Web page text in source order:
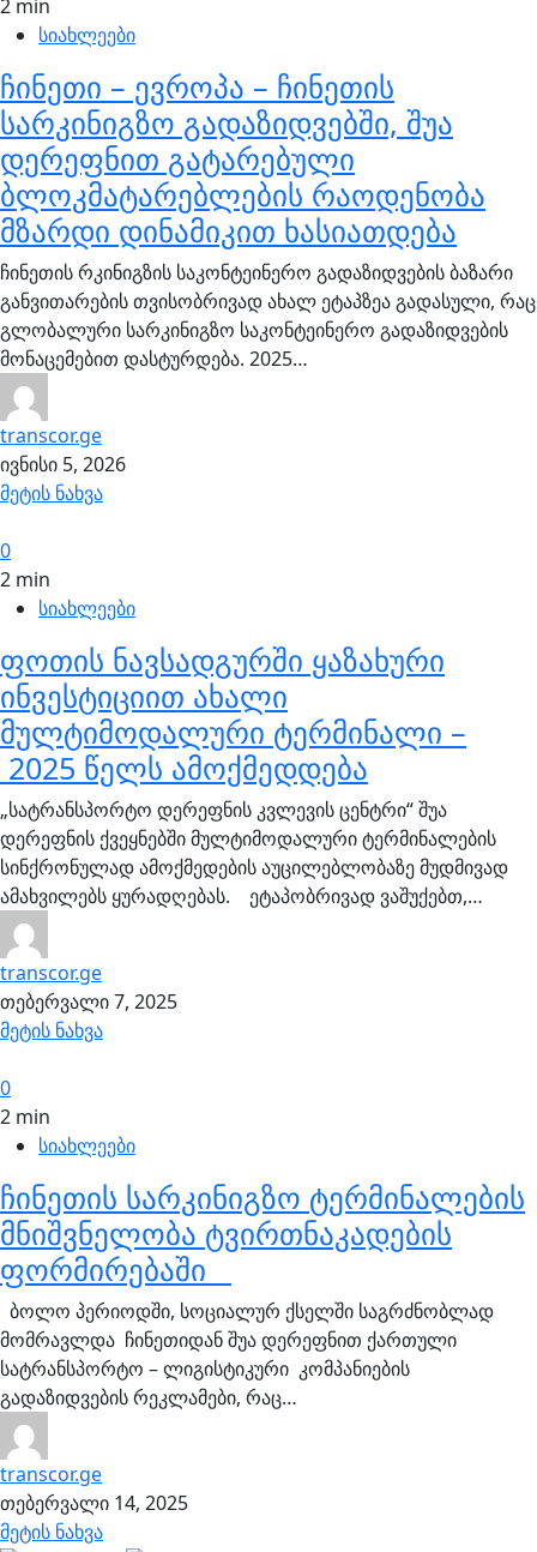
2 min
სიახლეები
ჩინეთი – ევროპა – ჩინეთის
სარკინიგზო გადაზიდვებში, შუა
დერეფნით გატარებული
ბლოკმატარებლების რაოდენობა
მზარდი დინამიკით ხასიათდება
ჩინეთის რკინიგზის საკონტეინერო გადაზიდვების ბაზარი
განვითარების თვისობრივად ახალ ეტაპზეა გადასული, რაც
გლობალური სარკინიგზო საკონტეინერო გადაზიდვების
მონაცემებით დასტურდება. 2025…
transcor.ge
ივნისი 5, 2026
მეტის ნახვა
0
2 min
სიახლეები
ფოთის ნავსადგურში ყაზახური
ინვესტიციით ახალი
მულტიმოდალური ტერმინალი –
2025 წელს ამოქმედდება
„სატრანსპორტო დერეფნის კვლევის ცენტრი“ შუა
დერეფნის ქვეყნებში მულტიმოდალური ტერმინალების
სინქრონულად ამოქმედების აუცილებლობაზე მუდმივად
ამახვილებს ყურადღებას. ეტაპობრივად ვაშუქებთ,…
transcor.ge
თებერვალი 7, 2025
მეტის ნახვა
0
2 min
სიახლეები
ჩინეთის სარკინიგზო ტერმინალების
მნიშვნელობა ტვირთნაკადების
ფორმირებაში
ბოლო პერიოდში, სოციალურ ქსელში საგრძნობლად
მომრავლდა ჩინეთიდან შუა დერეფნით ქართული
სატრანსპორტო – ლიგისტიკური კომპანიების
გადაზიდვების რეკლამები, რაც…
transcor.ge
თებერვალი 14, 2025
მეტის ნახვა